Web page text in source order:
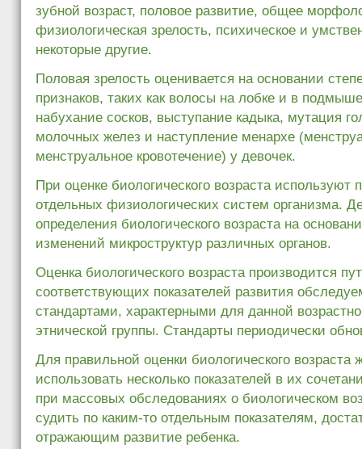
зубной возраст, половое развитие, общее
физиологическая зрелость, психическое и
некоторые другие.
Половая зрелость оценивается на основании
признаков, таких как волосы на лобке и в
набухание сосков, выступание кадыка, мутация
молочных желез и наступление менархе
менструальное кровотечение) у девочек.
При оценке биологического возраста используют
отдельных физиологических систем организма.
определения биологического возраста на
изменений микроструктур различных органов.
Оценка биологического возраста производится
соответствующих показателей развития
стандартами, характерными для данной
этнической группы. Стандарты периодически
Для правильной оценки биологического возраста
использовать несколько показателей в их
при массовых обследованиях о биологическом
судить по каким-то отдельным показателям,
отражающим развитие ребенка.